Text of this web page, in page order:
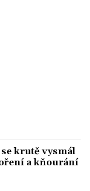
krutě vysmál
a kňourání